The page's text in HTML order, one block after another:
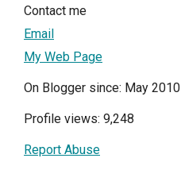
Contact me
Email
My Web Page
On Blogger since: May 2010
Profile views: 9,248
Report Abuse